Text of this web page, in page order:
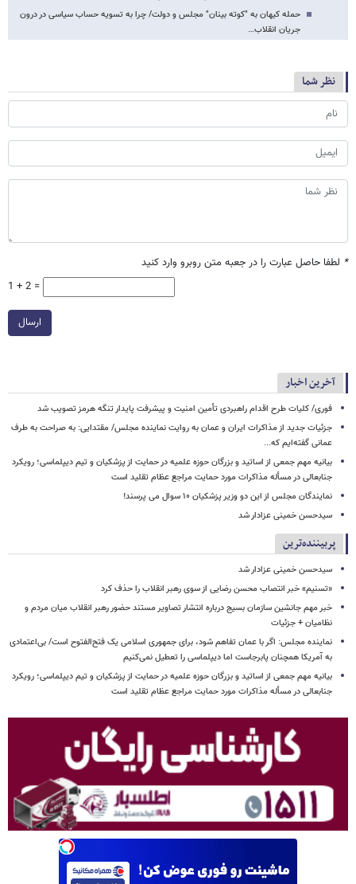
حمله کیهان به "کوته بینان" مجلس و دولت/ چرا به تسویه حساب سیاسی در درون
جریان انقلاب…
نظر شما
* لطفا حاصل عبارت را در جعبه متن روبرو وارد کنید
1 + 2 =
ارسال
آخرین اخبار
فوری/ کلیات طرح اقدام راهبردی تأمین امنیت و پیشرفت پایدار تنگه هرمز تصویب شد
جزئیات جدید از مذاکرات ایران و عمان به روایت نماینده مجلس/ مقتدایی: به صراحت به طرف
عمانی گفته‌ایم که...
بیانیه مهم جمعی از اساتید و بزرگان حوزه علمیه در حمایت از پزشکیان و تیم دیپلماسی؛ رویکرد
جنابعالی در مسأله مذاکرات مورد حمایت مراجع عظام تقلید است
نمایندگان مجلس از این دو وزیر پزشکیان ۱۰ سوال می پرسند!
سیدحسن خمینی عزادار شد
پربیننده‌ترین
سیدحسن خمینی عزادار شد
«تسنیم» خبر انتصاب محسن رضایی از سوی رهبر انقلاب را حذف کرد
خبر مهم جانشین سازمان بسیج درباره انتشار تصاویر مستند حضور رهبر انقلاب میان مردم و
نظامیان + جزئیات
نماینده مجلس: اگر با عمان تفاهم شود، برای جمهوری اسلامی یک فتح‌الفتوح است/ بی‌اعتمادی
به آمریکا همچنان پابرجاست اما دیپلماسی را تعطیل نمی‌کنیم
بیانیه مهم جمعی از اساتید و بزرگان حوزه علمیه در حمایت از پزشکیان و تیم دیپلماسی؛ رویکرد
جنابعالی در مسأله مذاکرات مورد حمایت مراجع عظام تقلید است